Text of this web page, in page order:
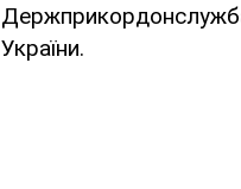
України.